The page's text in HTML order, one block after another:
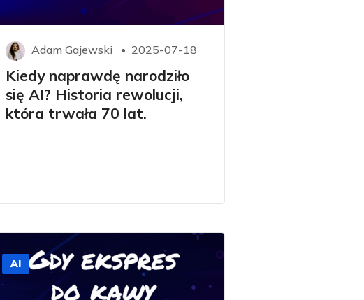
Adam Gajewski 2025-07-18
Kiedy naprawdę narodziło
się AI? Historia rewolucji,
która trwała 70 lat.
AI